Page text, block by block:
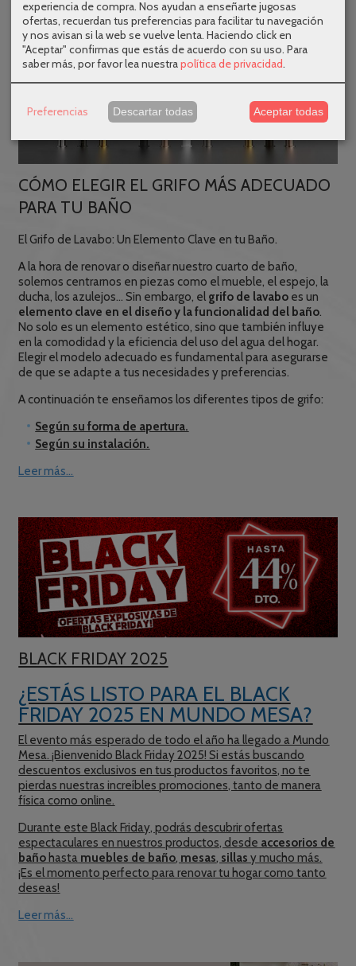
CÓMO ELEGIR EL GRIFO MÁS ADECUADO
PARA TU BAÑO
El Grifo de Lavabo: Un Elemento Clave en tu Baño.
A la hora de renovar o diseñar nuestro cuarto de baño,
solemos centrarnos en piezas como el mueble, el espejo, la
ducha, los azulejos... Sin embargo, el grifo de lavabo es un
elemento clave en el diseño y la funcionalidad del baño.
No solo es un elemento estético, sino que también influye
en la comodidad y la eficiencia del uso del agua del hogar.
Elegir el modelo adecuado es fundamental para asegurarse
de que se adapte a tus necesidades y preferencias.
A continuación te enseñamos los diferentes tipos de grifo:
Según su forma de apertura.
Según su instalación.
Leer más...
BLACK FRIDAY 2025
¿ESTÁS LISTO PARA EL BLACK
FRIDAY 2025 EN MUNDO MESA?
El evento más esperado de todo el año ha llegado a Mundo
Mesa. ¡Bienvenido Black Friday 2025! Si estás buscando
descuentos exclusivos en tus productos favoritos, no te
pierdas nuestras increíbles promociones, tanto de manera
física como online.
Durante este Black Friday, podrás descubrir ofertas
espectaculares en nuestros productos, desde accesorios de
baño hasta muebles de baño, mesas, sillas y mucho más.
¡Es el momento perfecto para renovar tu hogar como tanto
deseas!
Leer más...
experiencia de compra. Nos ayudan a enseñarte jugosas
ofertas, recuerdan tus preferencias para facilitar tu navegación
y nos avisan si la web se vuelve lenta. Haciendo click en
"Aceptar" confirmas que estás de acuerdo con su uso. Para
saber más, por favor lea nuestrapolítica de privacidad
Preferencias Descartar todas Aceptar todas